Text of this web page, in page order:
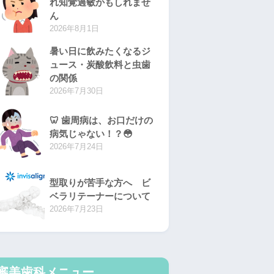
れ知覚過敏かもしれませ
ん
2026年8月1日
暑い日に飲みたくなるジ
ュース・炭酸飲料と虫歯
の関係
2026年7月30日
🦷 歯周病は、お口だけの
病気じゃない！？😳
2026年7月24日
型取りが苦手な方へ ビ
ベラリテーナーについて
2026年7月23日